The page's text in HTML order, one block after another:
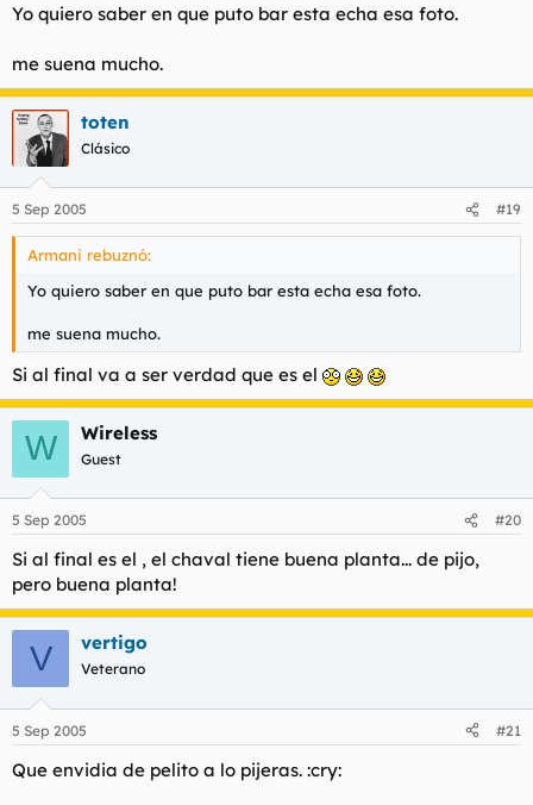
Yo quiero saber en que puto bar esta echa esa foto.
me suena mucho.
toten
Clásico
5 Sep 2005 #19
Armani rebuznó:
Yo quiero saber en que puto bar esta echa esa foto.
me suena mucho.
Si al final va a ser verdad que es el
W Wireless
Guest
5 Sep 2005 #20
Si al final es el , el chaval tiene buena planta... de pijo,
pero buena planta!
V vertigo
Veterano
5 Sep 2005 #21
Que envidia de pelito a lo pijeras. :cry: